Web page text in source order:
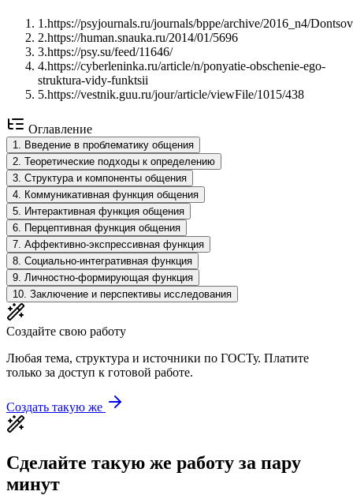
1 .https://psyjournals.ru/journals/bppe/archive/2016_n4/
2.https://human.snauka.ru/2014/01/5696
3.https://psy.su/feed/11646/
4.https://cyberleninka.ru/article/n/ponyatie-obschenie-ego-
struktura-vidy-funktsii
5.https://vestnik.guu.ru/jour/article/viewFile/1015/438
Оглавление
1
Введение в проблематику общения
2 Теоретические подходы к определению
3 Структура и компоненты общения
4
Коммуникативная функция общения
5
Интерактивная функция общения
6
Перцептивная функция общения
7 Аффективно-экспрессивная функция
8 Социально-интегративная функция
9 Личностно-формирующая функция
10 Заключение и перспективы исследования
Создайте свою работу
Любая тема, структура и источники по ГОСТу. Платите
только за доступ к готовой работе.
Создать такую же
Сделайте такую же работу за пару
минут